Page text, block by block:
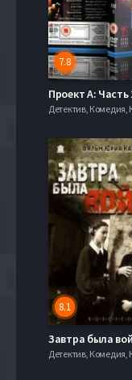
7.8
Проект А: Часть
8.1